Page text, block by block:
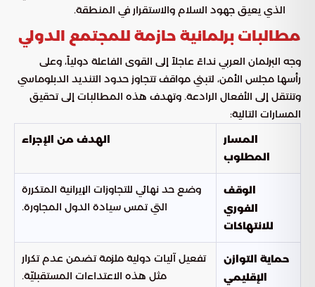
الذي يعيق جهود السلام والاستقرار في المنطقة.
مطالبات برلمانية حازمة للمجتمع الدولي
وجه البرلمان العربي نداءً عاجلاً إلى القوى الفاعلة دولياً، وعلى
رأسها مجلس الأمن، لتبني مواقف تتجاوز حدود التنديد الدبلوماسي
وتنتقل إلى الأفعال الرادعة. وتهدف هذه المطالبات إلى تحقيق
المسارات التالية:
المسار
المطلوب
الهدف من الإجراء
الوقف
الفوري
للانتهاكات
وضع حد نهائي للتجاوزات الإيرانية المتكررة
التي تمس سيادة الدول المجاورة.
حماية التوازن
الإقليمي
تفعيل آليات دولية ملزمة تضمن عدم تكرار
مثل هذه الاعتداءات المستقبليّة.